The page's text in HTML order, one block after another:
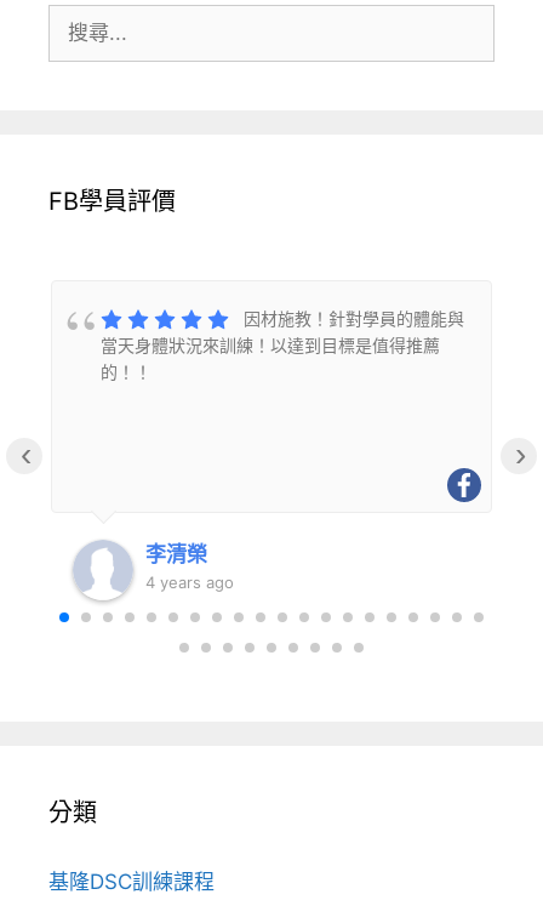
尋:
FB學員評價
因材施教！針對學員的體能與
當天身體狀況來訓練！以達到目標是值得推薦
的！！
李清榮
4 years ago
‹ ›
分類
基隆DSC訓練課程